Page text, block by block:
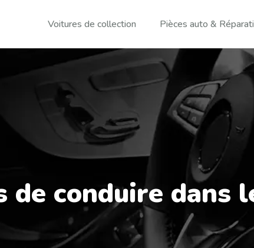
Voitures de collection Pièces auto &
conduire dans